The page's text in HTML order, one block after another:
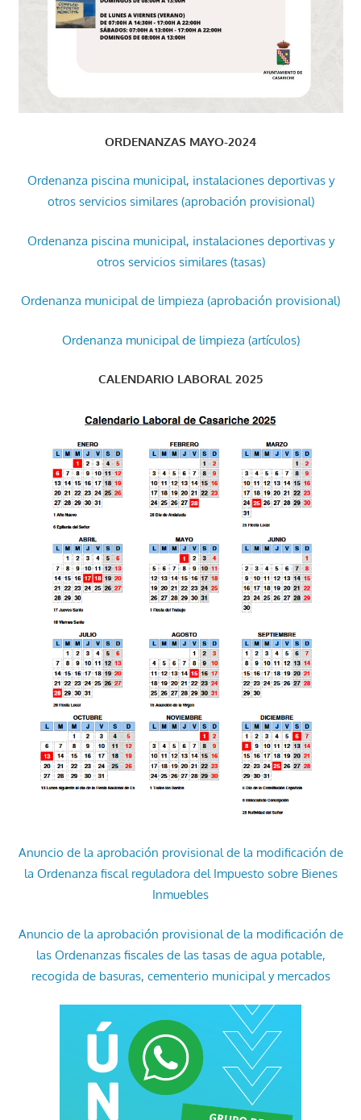
ORDENANZAS MAYO-2024
Ordenanza piscina municipal, instalaciones deportivas y
otros servicios similares (aprobación provisional)
Ordenanza piscina municipal, instalaciones deportivas y
otros servicios similares (tasas)
Ordenanza municipal de limpieza (aprobación provisional)
Ordenanza municipal de limpieza (artículos)
CALENDARIO LABORAL 2025
Anuncio de la aprobación provisional de la modificación de
la Ordenanza fiscal reguladora del Impuesto sobre Bienes
Inmuebles
Anuncio de la aprobación provisional de la modificación de
las Ordenanzas fiscales de las tasas de agua potable,
recogida de basuras, cementerio municipal y mercados